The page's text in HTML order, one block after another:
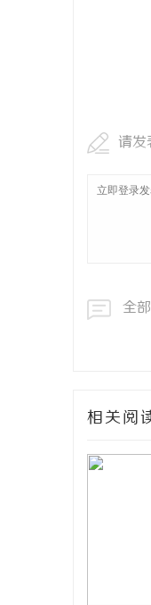
请发
全
相关阅